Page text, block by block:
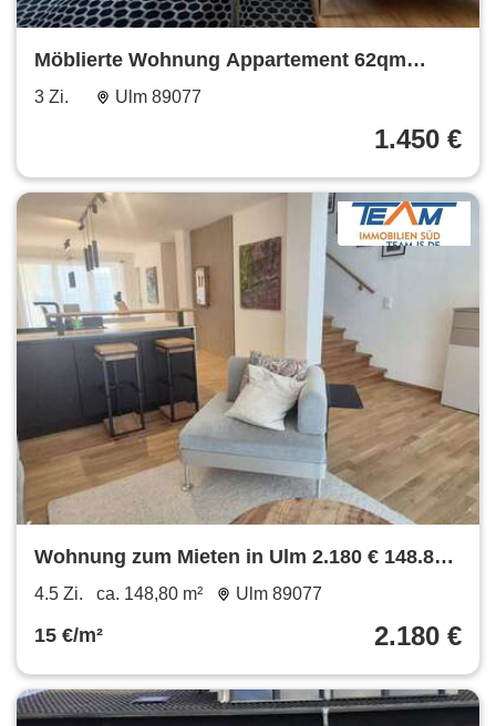
Möblierte Wohnung Appartement 62qm
Terrasse in Ulm Söflingen
3 Zi. Ulm 89077
1.450 €
Wohnung zum Mieten in Ulm 2.180 € 148.8
m²
4.5 Zi. ca. 148,80 m² Ulm 89077
15 €/m² 2.180 €